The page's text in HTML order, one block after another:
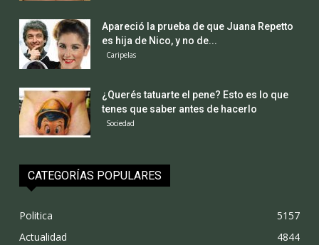
Apareció la prueba de que Juana Repetto
es hija de Nico, y no de...
Caripelas
¿Querés tatuarte el pene? Esto es lo que
tenes que saber antes de hacerlo
Sociedad
CATEGORÍAS POPULARES
Politica
5157
Actualidad
4844